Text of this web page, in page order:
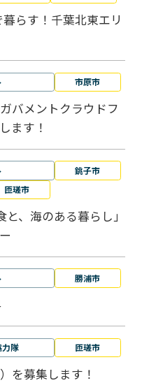
らす！千葉北東エリ
市原市
バメントクラウドフ
ます！
銚子市
匝瑳市
、海のある暮らし」
勝浦市
隊 匝瑳市
を募集します！